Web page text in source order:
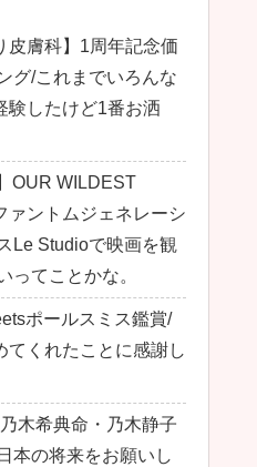
皮膚科】1周年記念価
グ/これまでいろんな
験したけど1番お洒
OUR WILDEST
ァントムジェネレーシ
Le Studioで映画を観
ってことかな。
ポールスミス鑑賞/
てくれたことに感謝し
木希典命・乃木静子
本の将来をお願いし